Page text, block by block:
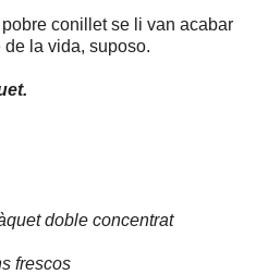
conillet se li van acabar
la vida, suposo.
doble concentrat
frescos